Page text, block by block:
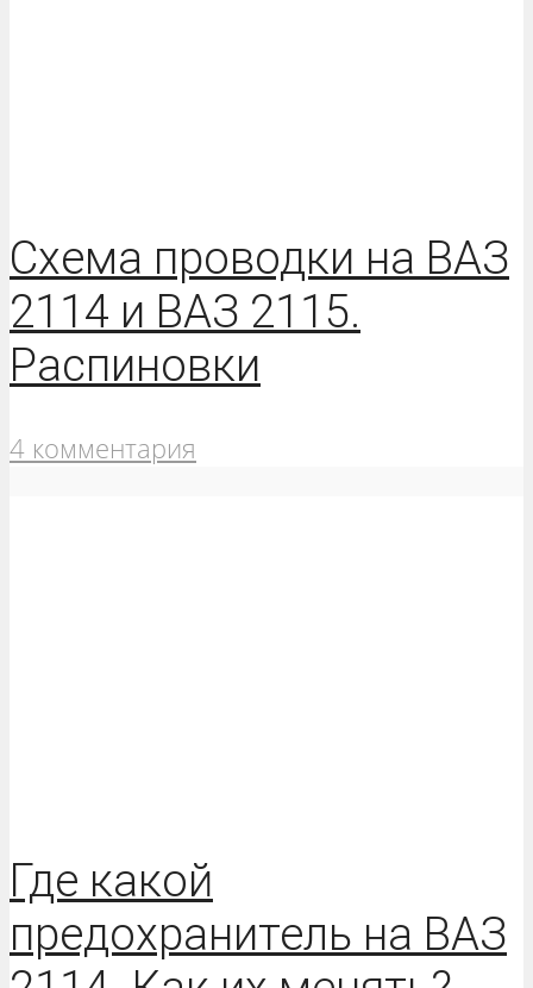
Схема проводки на ВАЗ
2114 и ВАЗ 2115.
Распиновки
4 комментария
Где какой
предохранитель на ВАЗ